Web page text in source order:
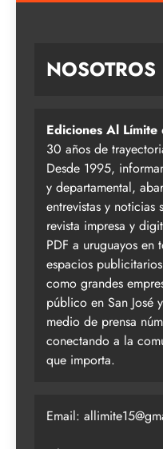
NOSOTROS
Ediciones Al Límite
30 años de
Desde 1995,
y departamental,
entrevistas y noticias
revista impresa y
PDF a uruguayos
espacios
como grandes
público en San José
medio de prensa
conectando a la
que importa.
Email: